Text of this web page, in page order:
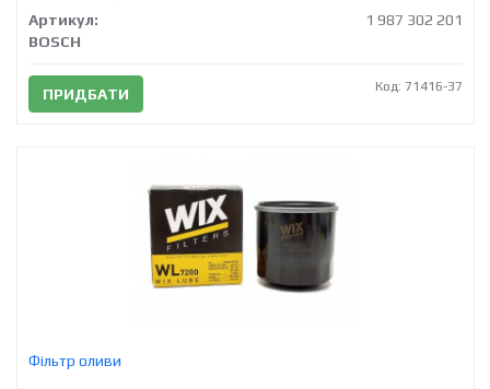
Артикул:
1 987 302 201
BOSCH
ПРИДБАТИ Код: 71416-37
Фільтр оливи